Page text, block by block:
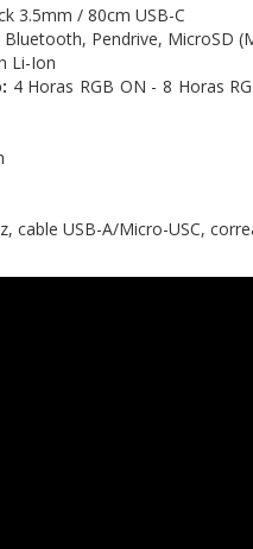
3.5mm / 80cm USB-C
Pendrive, MicroSD
Li-Ion
4 Horas RGB ON - 8 Horas
cable USB-A/Micro-USC,